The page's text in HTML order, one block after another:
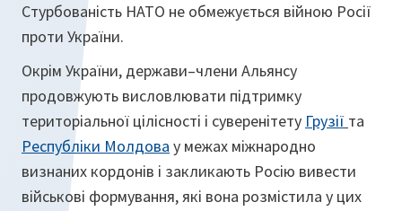
Стурбованість НАТО не обмежується війною Росії
проти України.
Окрім України, держави–члени Альянсу
продовжують висловлювати підтримку
територіальної цілісності і суверенітету Грузії та
Республіки Молдова у межах міжнародно
визнаних кордонів і закликають Росію вивести
військові формування, які вона розмістила у цих